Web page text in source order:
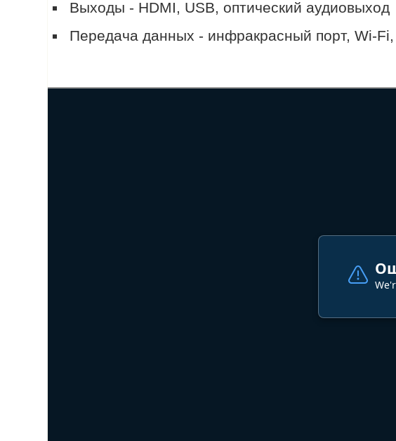
Выходы - HDMI, USB, оптический аудиовыход
Передача данных - инфракрасный порт, Wi-